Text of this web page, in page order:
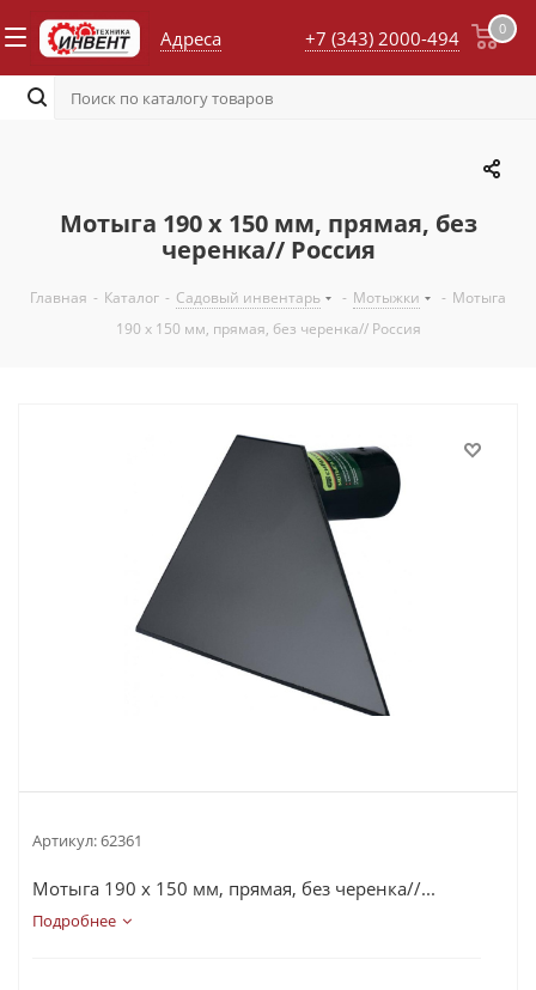
Адреса 0
+7 (343) 2000-494
Мотыга 190 х 150 мм, прямая, без
черенка// Россия
Главная - Каталог - Садовый инвентарь - Мотыжки - Мотыга
190 х 150 мм, прямая, без черенка// Россия
Артикул:62361
Мотыга 190 х 150 мм, прямая, без черенка//...
Подробнее